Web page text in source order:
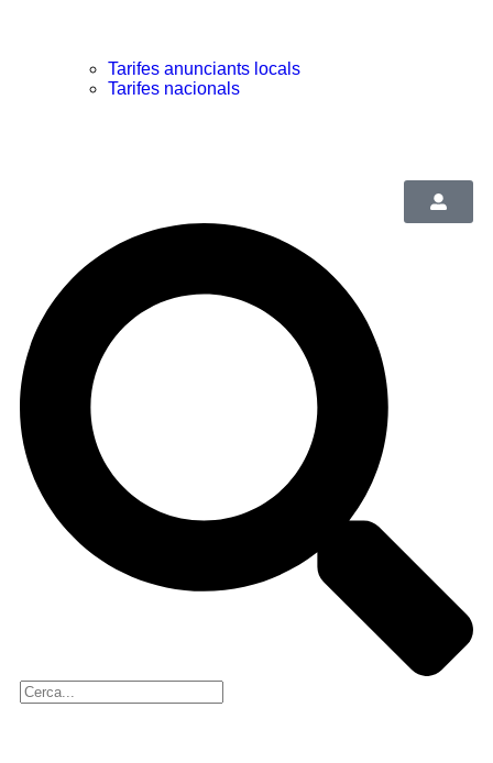
Tarifes anunciants locals
Tarifes nacionals